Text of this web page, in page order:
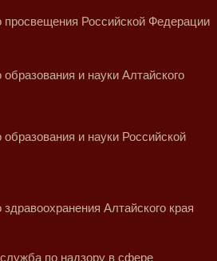
просвещения Российской Федерации
и науки Алтайского
образования и науки Российской
Алтайского края
по надзору в сфере